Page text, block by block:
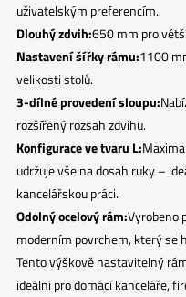
uživatelským preferencím.
Dlouhý zdvih:650 mm pro
Nastavení šířky rámu:1100
velikosti stolů.
3-dílné provedení sloupu:
rozšířený rozsah zdvihu.
Konfigurace ve tvaru L:
udržuje vše na dosah ruky –
kancelářskou práci.
Odolný ocelový rám:Vyrobeno
moderním povrchem, který se
Tento výškově nastavitelný
ideální pro domácí kanceláře,